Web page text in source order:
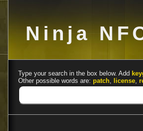
Ninja
Type your search in the box below. Add
Other possible words are: patch, license,